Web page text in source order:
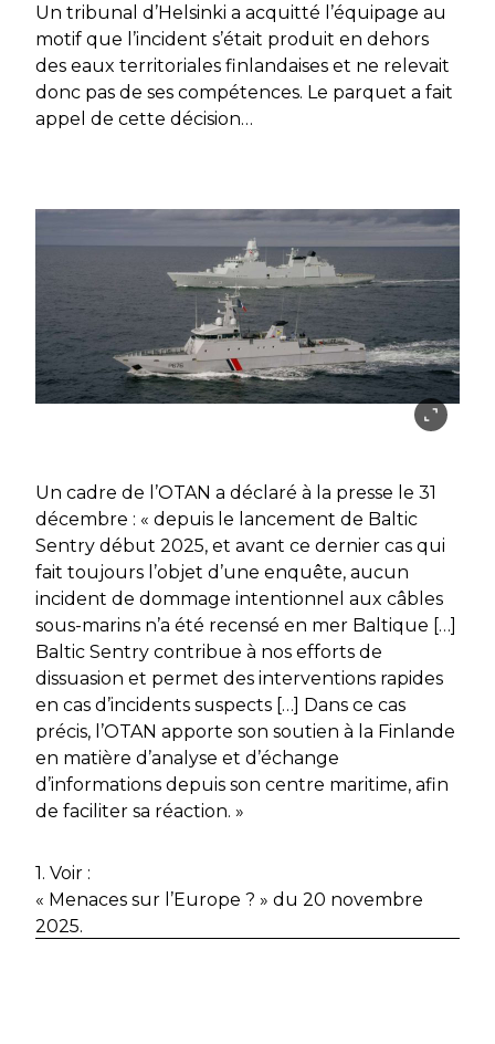
Un tribunal d’Helsinki a acquitté l’équipage au
motif que l’incident s’était produit en dehors
des eaux territoriales finlandaises et ne relevait
donc pas de ses compétences. Le parquet a fait
appel de cette décision…
Un cadre de l’OTAN a déclaré à la presse le 31
décembre : « depuis le lancement de Baltic
Sentry début 2025, et avant ce dernier cas qui
fait toujours l’objet d’une enquête, aucun
incident de dommage intentionnel aux câbles
sous-marins n’a été recensé en mer Baltique […]
Baltic Sentry contribue à nos efforts de
dissuasion et permet des interventions rapides
en cas d’incidents suspects […] Dans ce cas
précis, l’OTAN apporte son soutien à la Finlande
en matière d’analyse et d’échange
d’informations depuis son centre maritime, afin
de faciliter sa réaction. »
1. Voir :
« Menaces sur l’Europe ? » du 20 novembre
2025.